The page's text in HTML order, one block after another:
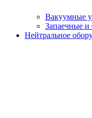
Вакуумные
Запаечные
Нейтральное